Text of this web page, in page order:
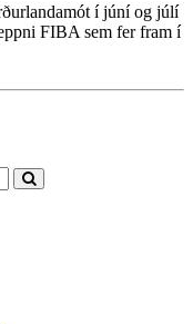
í júní og júlí
FIBA sem fer fram í